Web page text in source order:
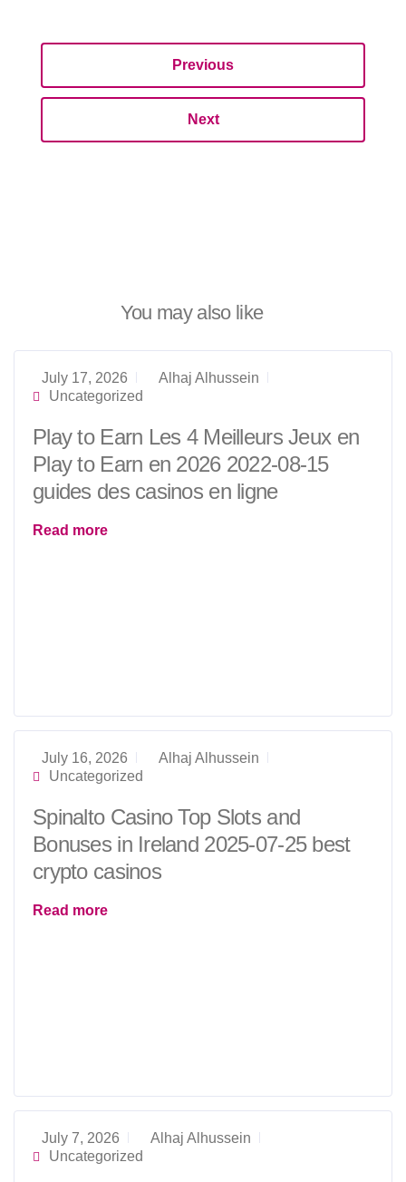
Previous
Next
You may also like
July 17, 2026
Alhaj Alhussein
Uncategorized
Play to Earn Les 4 Meilleurs Jeux en
Play to Earn en 2026 2022-08-15
guides des casinos en ligne
Read more
July 16, 2026
Alhaj Alhussein
Uncategorized
Spinalto Casino Top Slots and
Bonuses in Ireland 2025-07-25 best
crypto casinos
Read more
July 7, 2026
Alhaj Alhussein
Uncategorized